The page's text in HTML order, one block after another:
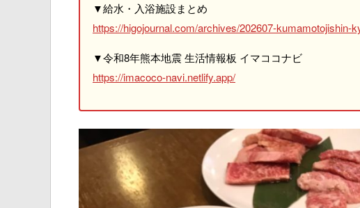
▼給水・入浴施設まとめ
https://higojournal.com/archives/202607-kumamotojishin-
▼令和8年熊本地震 生活情報板 イマココナビ
https://imacoco-navi.netlify.app/